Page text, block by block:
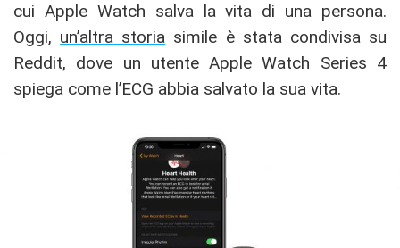
cui Apple Watch salva la vita di una persona.
Oggi, un’altra storia simile è stata condivisa su
Reddit, dove un utente Apple Watch Series 4
spiega come l’ECG abbia salvato la sua vita.